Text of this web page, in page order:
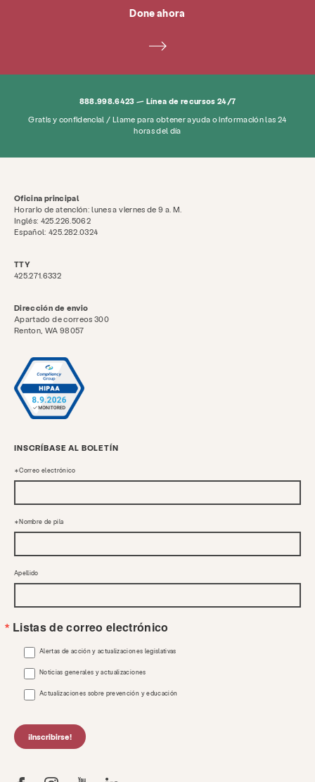
Done ahora
888.998.6423 — Línea de recursos 24/7
Gratis y confidencial / Llame para obtener ayuda o información las 24
horas del día
Oficina principal
Horario de atención: lunes a viernes de 9 a. M.
Inglés: 425.226.5062
Español: 425.282.0324
TTY
425.271.6332
Dirección de envio
Apartado de correos 300
Renton, WA 98057
INSCRÍBASE AL BOLETÍN
Correo electrónico
Nombre de pila
Apellido
Listas de correo electrónico
Alertas de acción y actualizaciones legislativas
Noticias generales y actualizaciones
Actualizaciones sobre prevención y educación
¡Inscribirse!